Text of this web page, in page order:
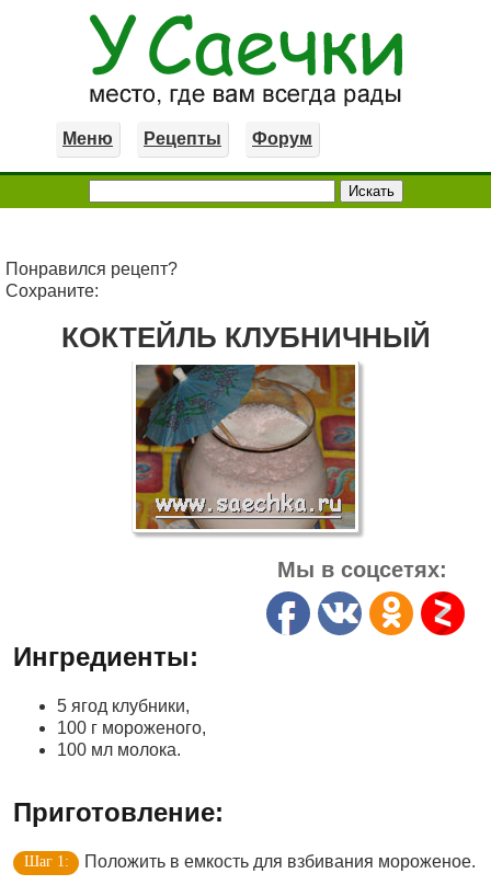
Меню Рецепты Форум
Понравился рецепт?
Сохраните:
КОКТЕЙЛЬ КЛУБНИЧНЫЙ
Мы в соцсетях:
Ингредиенты:
5 ягод клубники,
100 г мороженого,
100 мл молока.
Приготовление:
Положить в емкость для взбивания мороженое.